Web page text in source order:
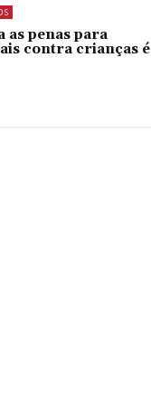
as penas para
contra crianças é